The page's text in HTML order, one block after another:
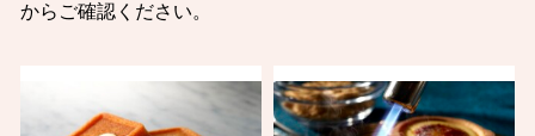
からご確認ください。